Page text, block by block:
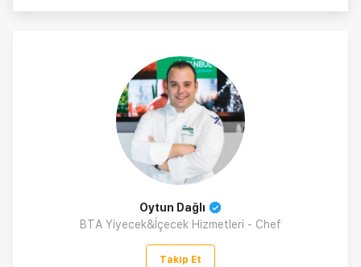
Oytun Dağlı
BTA Yiyecek&İçecek Hizmetleri - Chef
Takip Et